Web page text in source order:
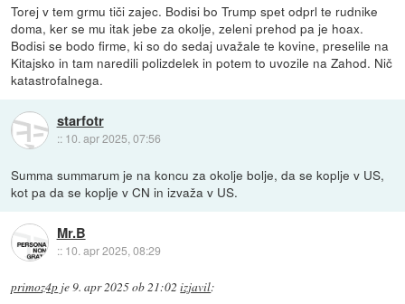
Torej v tem grmu tiči zajec. Bodisi bo Trump spet odprl te rudnike
doma, ker se mu itak jebe za okolje, zeleni prehod pa je hoax.
Bodisi se bodo firme, ki so do sedaj uvažale te kovine, preselile na
Kitajsko in tam naredili polizdelek in potem to uvozile na Zahod. Nič
katastrofalnega.
starfotr
:: 10. apr 2025, 07:56
Summa summarum je na koncu za okolje bolje, da se koplje v US,
kot pa da se koplje v CN in izvaža v US.
Mr.B
:: 10. apr 2025, 08:29
primoz4p je9. apr 2025 ob 21:02 izjavil: